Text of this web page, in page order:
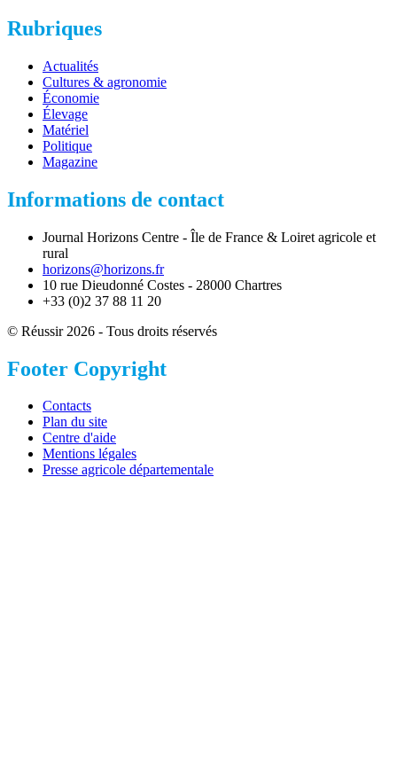
Rubriques
Actualités
Cultures & agronomie
Économie
Élevage
Matériel
Politique
Magazine
Informations de contact
Journal Horizons Centre - Île de France & Loiret agricole et
rural
horizons@horizons.fr
10 rue Dieudonné Costes - 28000 Chartres
+33 (0)2 37 88 11 20
© Réussir 2026 - Tous droits réservés
Footer Copyright
Contacts
Plan du site
Centre d'aide
Mentions légales
Presse agricole départementale